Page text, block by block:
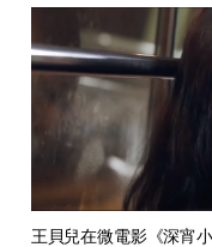
王貝兒在微電影《深宵